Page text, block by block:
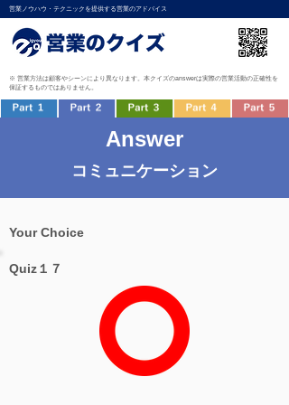
営業ノウハウ・テクニックを提供する営業のアドバイス
※ 営業方法は顧客やシーンにより異なります。本クイズのanswerは実際の営業活動の正確性を
保証するものではありません。
Answer
コミュニケーション
Your Choice
Quiz１７